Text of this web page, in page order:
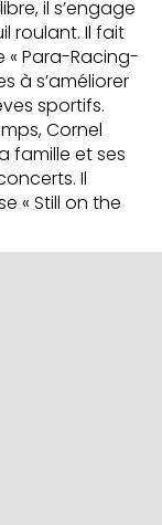
il s’engage
roulant. Il fait
« Para-Racing-
à s’améliorer
sportifs.
Cornel
famille et ses
Il
« Still on the